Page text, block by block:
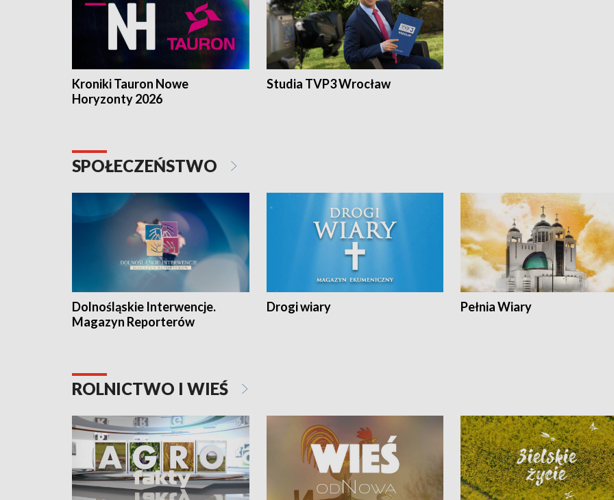
Kroniki Tauron Nowe
Horyzonty 2026
Studia TVP3 Wrocław
SPOŁECZEŃSTWO
Dolnośląskie Interwencje.
Magazyn Reporterów
Drogi wiary Pełnia Wiary
ROLNICTWO I WIEŚ